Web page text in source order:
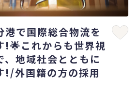
港で国際総合物流を
!🌟これからも世界視
、地域社会とともに
!/外国籍の方の採用